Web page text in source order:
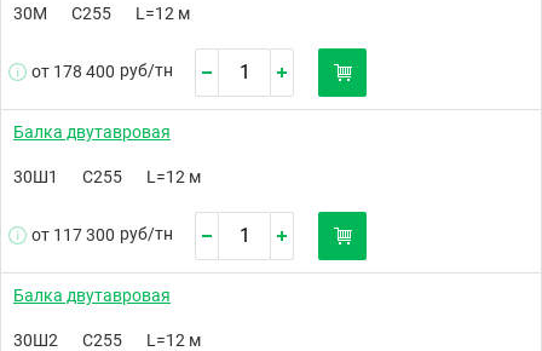
30М С255 L=12 м
от 178 400 руб/тн
Балка двутавровая
30Ш1 С255 L=12 м
от 117 300 руб/тн
Балка двутавровая
30Ш2 С255 L=12 м